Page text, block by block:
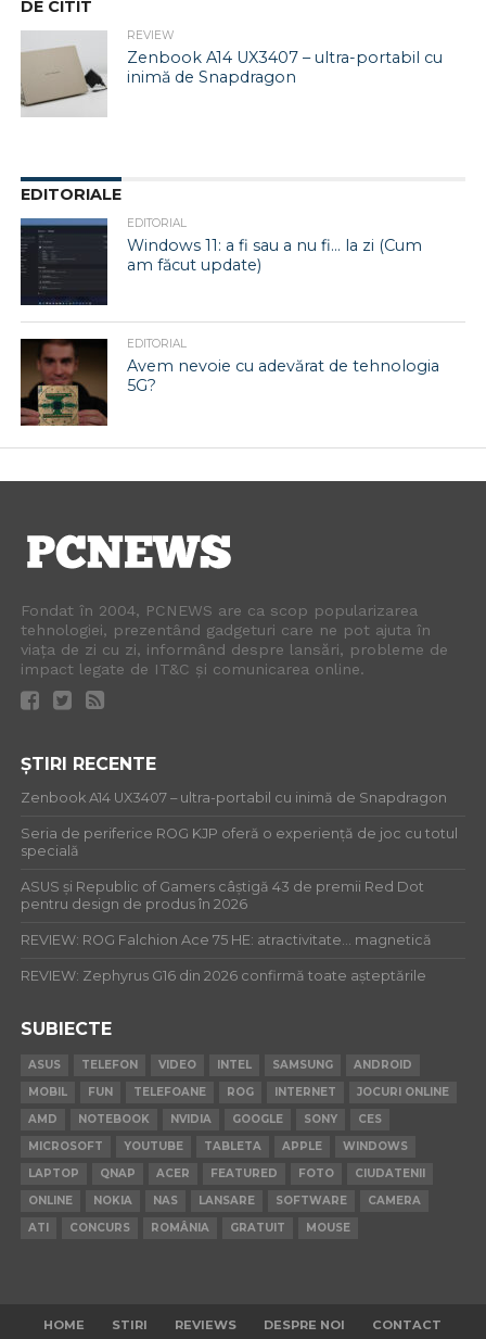
DE CITIT
REVIEW
Zenbook A14 UX3407 – ultra-portabil cu
inimă de Snapdragon
EDITORIALE
EDITORIAL
Windows 11: a fi sau a nu fi… la zi (Cum
am făcut update)
EDITORIAL
Avem nevoie cu adevărat de tehnologia
5G?
Fondat în 2004, PCNEWS are ca scop popularizarea
tehnologiei, prezentând gadgeturi care ne pot ajuta în
viața de zi cu zi, informând despre lansări, probleme de
impact legate de IT&C și comunicarea online.
ȘTIRI RECENTE
Zenbook A14 UX3407 – ultra-portabil cu inimă de Snapdragon
Seria de periferice ROG KJP oferă o experiență de joc cu totul
specială
ASUS și Republic of Gamers câștigă 43 de premii Red Dot
pentru design de produs în 2026
REVIEW: ROG Falchion Ace 75 HE: atractivitate… magnetică
REVIEW: Zephyrus G16 din 2026 confirmă toate așteptările
SUBIECTE
ASUS TELEFON VIDEO INTEL SAMSUNG
ANDROID
MOBIL
FUN TELEFOANE ROG INTERNET
JOCURI ONLINE
AMD
NOTEBOOK NVIDIA GOOGLE SONY
CES
MICROSOFT
YOUTUBE TABLETA APPLE
WINDOWS
LAPTOP
QNAP ACER FEATURED FOTO
CIUDATENII
ONLINE
NOKIA NAS LANSARE SOFTWARE
CAMERA
ATI
CONCURS ROMÂNIA GRATUIT MOUSE
HOME STIRI REVIEWS DESPRE NOI CONTACT